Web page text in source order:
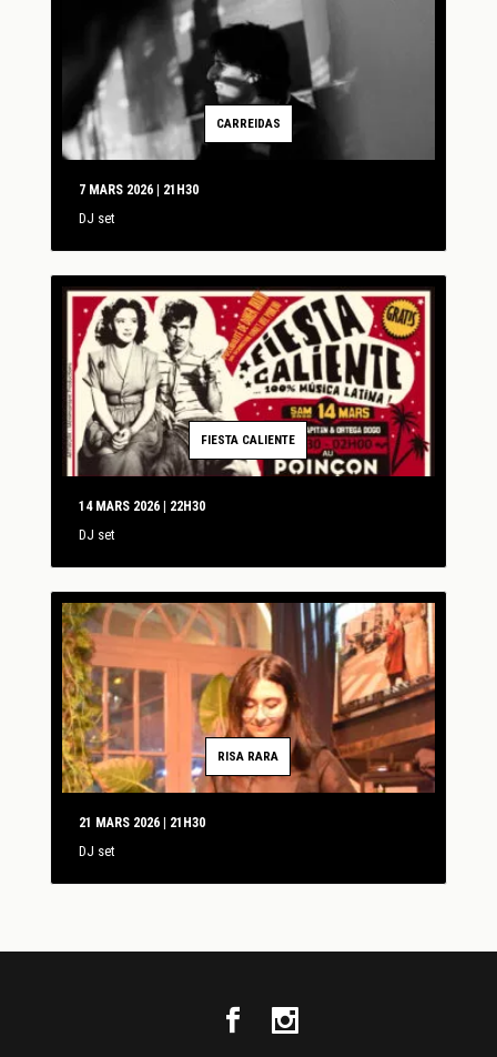
CARREIDAS
7 MARS 2026 | 21H30
DJ set
FIESTA CALIENTE
14 MARS 2026 | 22H30
DJ set
RISA RARA
21 MARS 2026 | 21H30
DJ set